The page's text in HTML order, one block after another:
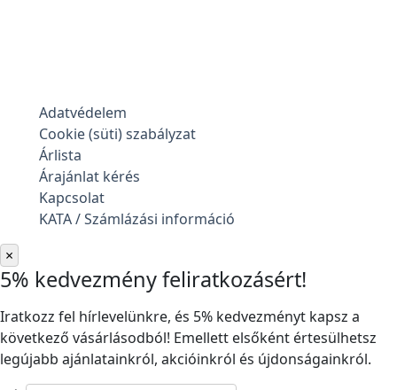
Adatvédelem
Cookie (süti) szabályzat
Árlista
Árajánlat kérés
Kapcsolat
KATA / Számlázási információ
×
5% kedvezmény feliratkozásért!
Iratkozz fel hírlevelünkre, és 5% kedvezményt kapsz a
következő vásárlásodból! Emellett elsőként értesülhetsz
legújabb ajánlatainkról, akcióinkról és újdonságainkról.